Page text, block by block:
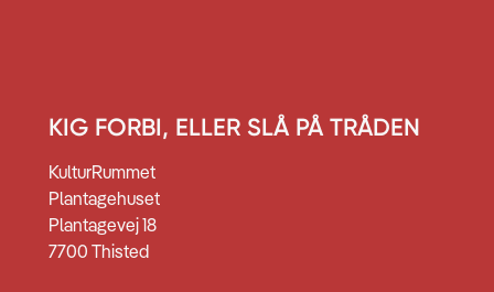
KIG FORBI, ELLER SLÅ PÅ TRÅDEN
KulturRummet
Plantagehuset
Plantagevej 18
7700 Thisted